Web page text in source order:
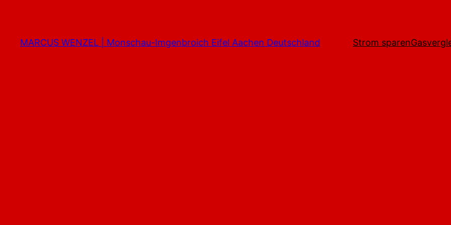
springen
MARCUS WENZEL | Monschau-Imgenbroich Eifel Aachen Deutschland Strom sparen